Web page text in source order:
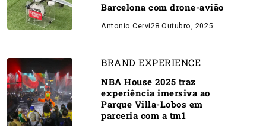
Barcelona com drone-avião
Antonio Cervi28 Outubro, 2025
BRAND EXPERIENCE
NBA House 2025 traz
experiência imersiva ao
Parque Villa-Lobos em
parceria com a tm1